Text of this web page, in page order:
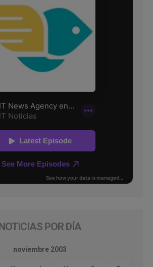
NOTICIAS POR DÍA
noviembre 2003